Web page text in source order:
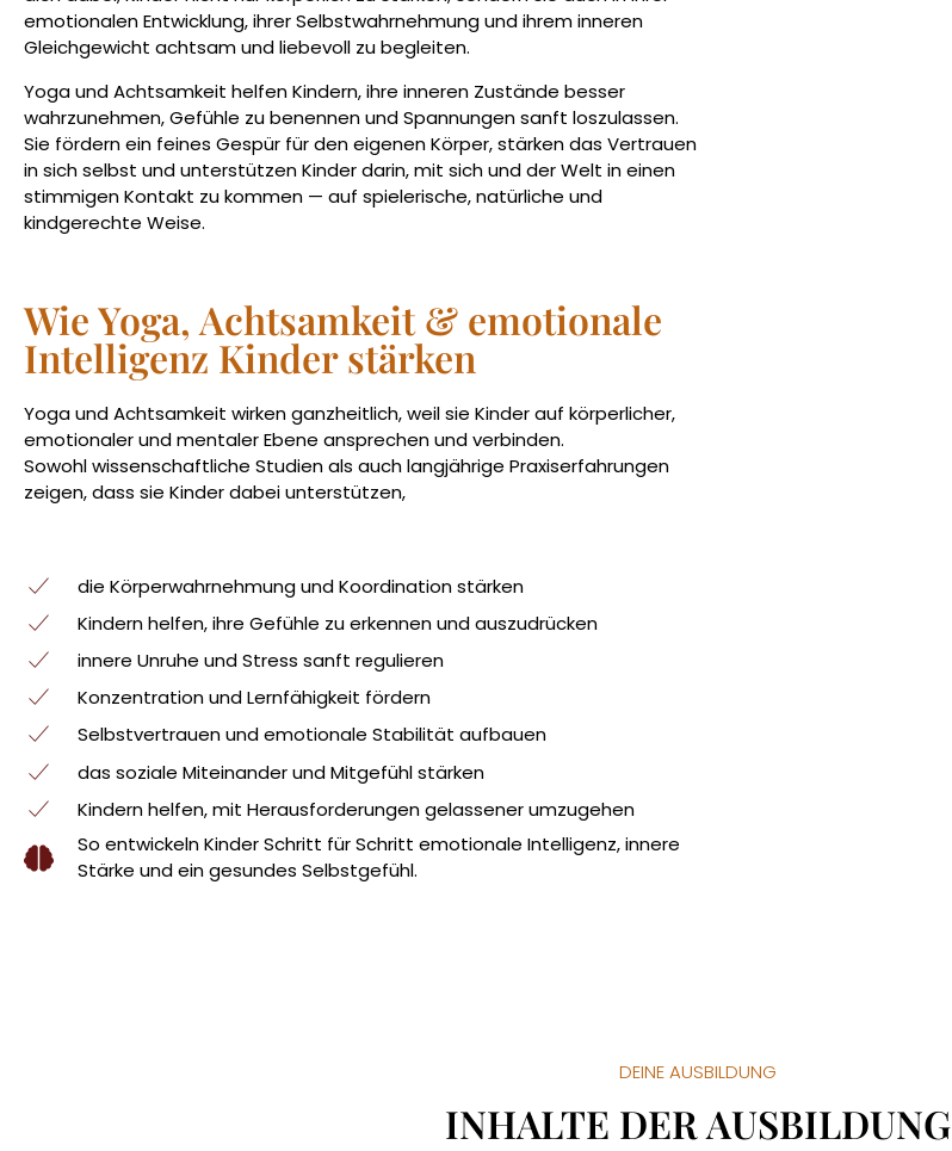
emotionalen Entwicklung, ihrer Selbstwahrnehmung und ihrem inneren
Gleichgewicht achtsam und liebevoll zu begleiten.
Yoga und Achtsamkeit helfen Kindern, ihre inneren Zustände besser
wahrzunehmen, Gefühle zu benennen und Spannungen sanft loszulassen.
Sie fördern ein feines Gespür für den eigenen Körper, stärken das Vertrauen
in sich selbst und unterstützen Kinder darin, mit sich und der Welt in einen
stimmigen Kontakt zu kommen — auf spielerische, natürliche und
kindgerechte Weise.
Wie Yoga, Achtsamkeit & emotionale
Intelligenz Kinder stärken
Yoga und Achtsamkeit wirken ganzheitlich, weil sie Kinder auf körperlicher,
emotionaler und mentaler Ebene ansprechen und verbinden.
Sowohl wissenschaftliche Studien als auch langjährige Praxiserfahrungen
zeigen, dass sie Kinder dabei unterstützen,
die Körperwahrnehmung und Koordination stärken
Kindern helfen, ihre Gefühle zu erkennen und auszudrücken
innere Unruhe und Stress sanft regulieren
Konzentration und Lernfähigkeit fördern
Selbstvertrauen und emotionale Stabilität aufbauen
das soziale Miteinander und Mitgefühl stärken
Kindern helfen, mit Herausforderungen gelassener umzugehen
So entwickeln Kinder Schritt für Schritt emotionale Intelligenz, innere
Stärke und ein gesundes Selbstgefühl.
DEINE AUSBILDUNG
INHALTE DER AUSBILDUNG